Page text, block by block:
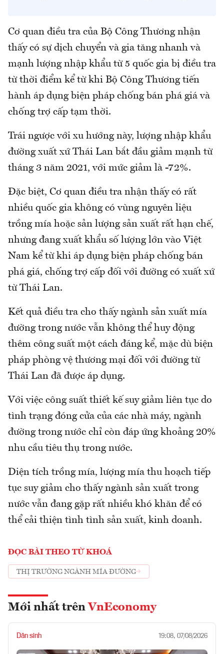
Cơ quan điều tra của Bộ Công Thương nhận
thấy có sự dịch chuyển và gia tăng nhanh và
mạnh lượng nhập khẩu từ 5 quốc gia bị điều tra
từ thời điểm kể từ khi Bộ Công Thương tiến
hành áp dụng biện pháp chống bán phá giá và
chống trợ cấp tạm thời.
Trái ngược với xu hướng này, lượng nhập khẩu
đường xuất xứ Thái Lan bắt đầu giảm mạnh từ
tháng 3 năm 2021, với mức giảm là -72%.
Đặc biệt, Cơ quan điều tra nhận thấy có rất
nhiều quốc gia không có vùng nguyên liệu
trồng mía hoặc sản lượng sản xuất rất hạn chế,
nhưng đang xuất khẩu số lượng lớn vào Việt
Nam kể từ khi áp dụng biện pháp chống bán
phá giá, chống trợ cấp đối với đường có xuất xứ
từ Thái Lan.
Kết quả điều tra cho thấy ngành sản xuất mía
đường trong nước vẫn không thể huy động
thêm công suất một cách đáng kể, mặc dù biện
pháp phòng vệ thương mại đối với đường từ
Thái Lan đã được áp dụng.
Với việc công suất thiết kế suy giảm liên tục do
tình trạng đóng cửa của các nhà máy, ngành
đường trong nước chỉ còn đáp ứng khoảng 20%
nhu cầu tiêu thụ trong nước.
Diện tích trồng mía, lượng mía thu hoạch tiếp
tục suy giảm cho thấy ngành sản xuất trong
nước vẫn đang gặp rất nhiều khó khăn để có
thể cải thiện tình tình sản xuất, kinh doanh.
ĐỌC BÀI THEO TỪ KHOÁ
THỊ TRƯỜNG NGÀNH MÍA ĐƯỜNG
Mới nhất trên VnEconomy
Dân sinh 19:08, 07/08/2026